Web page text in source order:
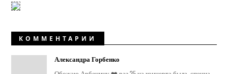
КОММЕНТАРИИ
Александра Горбенко